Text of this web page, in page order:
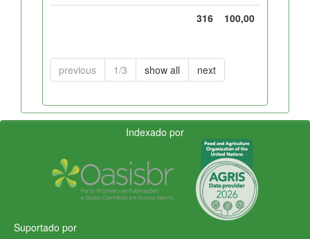
316
100,00
previous 1/3 show all next
Indexado por
Suportado por